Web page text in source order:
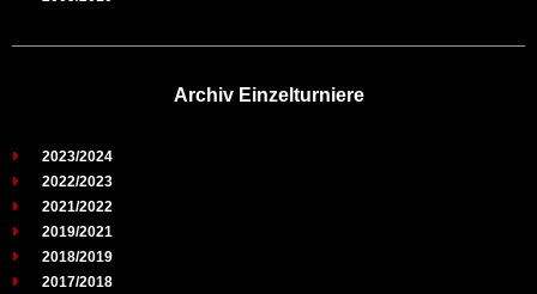
Archiv Einzelturniere
2023/2024
2022/2023
2021/2022
2019/2021
2018/2019
2017/2018